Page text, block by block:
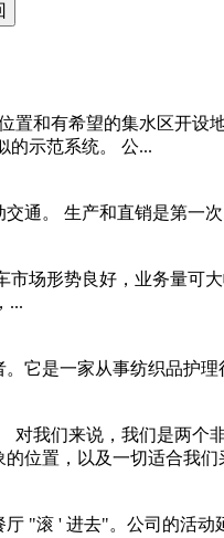
置和有希望的集水区开
的示范系统。 公...
通。 生产和直销是第一
场形势良好，业务量可
...
它是一家从事纺织品护
对我们来说，我们是两
位置，以及一切适合我们
"滚 ' 进去"。公司的活